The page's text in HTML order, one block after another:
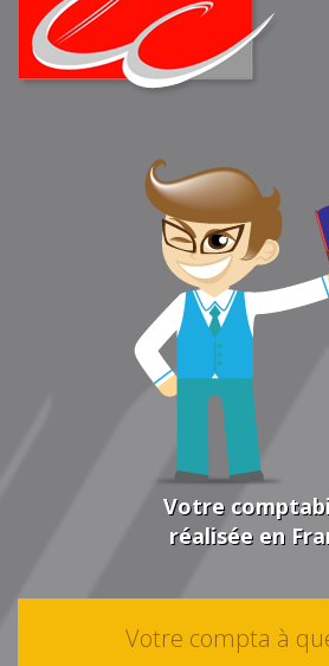
Votre
réalisée en
Votre compta à